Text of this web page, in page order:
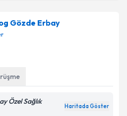
hazırlandığında e-posta ile
işlenmesine ilişkin
ve kişisel verilerimin belirtilen
Gözde Erbay
Özel Sağlık
Haritada Göster